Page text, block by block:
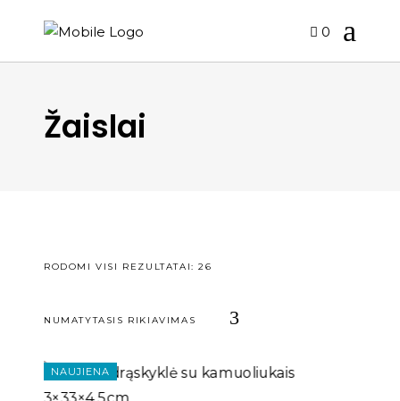
0
Žaislai
RODOMI VISI REZULTATAI: 26
NUMATYTASIS RIKIAVIMAS
NAUJIENA